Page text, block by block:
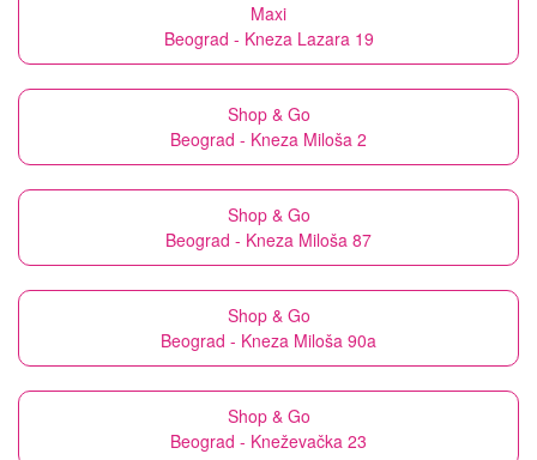
Maxi
Beograd - Kneza Lazara 19
Shop & Go
Beograd - Kneza Miloša 2
Shop & Go
Beograd - Kneza Miloša 87
Shop & Go
Beograd - Kneza Miloša 90a
Shop & Go
Beograd - Kneževačka 23